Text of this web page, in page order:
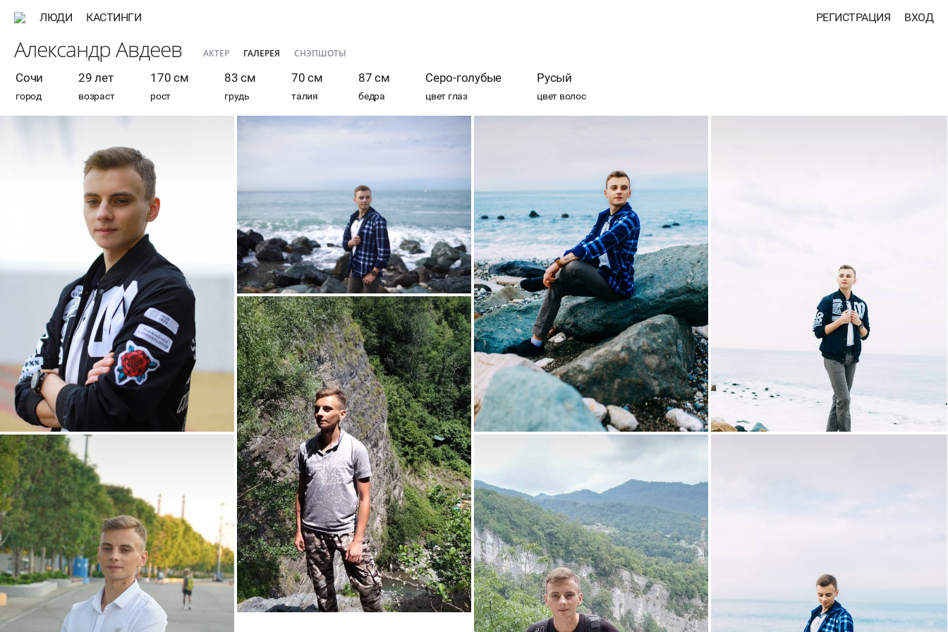
ЛЮДИ КАСТИНГИ ВХОД
РЕГИСТРАЦИЯ
Александр Авдеев АКТЕР ГАЛЕРЕЯ СНЭПШОТЫ
Сочи
город
29 лет
возраст
170 см
рост
83 см
грудь
70 см
талия
87 см
бедра
Серо-голубые
цвет глаз
Русый
цвет волос